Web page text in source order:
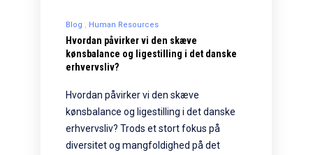
Blog Human Resources
Hvordan påvirker vi den skæve
kønsbalance og ligestilling i det danske
erhvervsliv?
Hvordan påvirker vi den skæve
kønsbalance og ligestilling i det danske
erhvervsliv? Trods et stort fokus på
diversitet og mangfoldighed på det